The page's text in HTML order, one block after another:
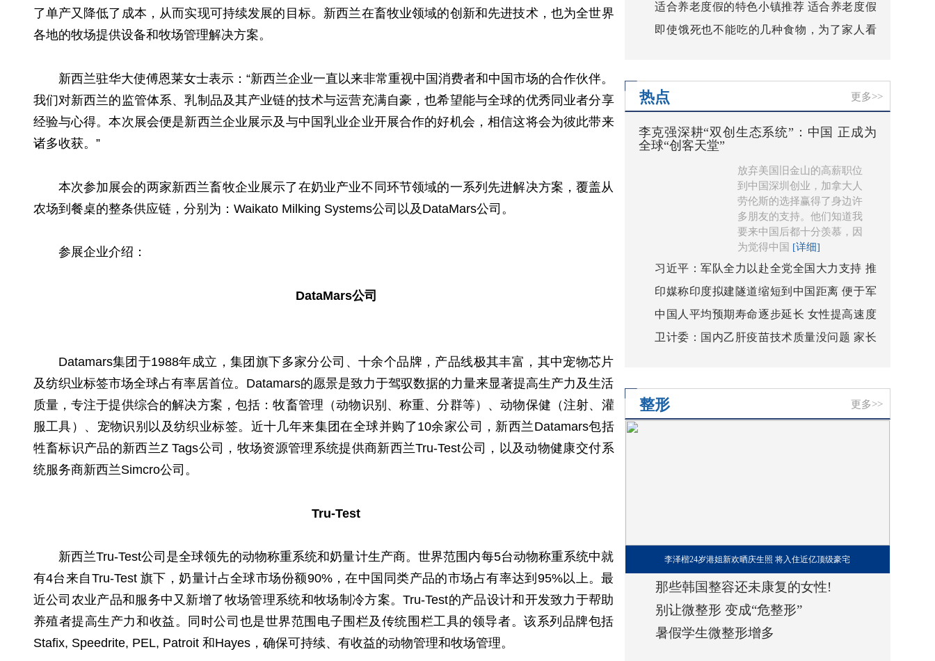
了单产又降低了成本，从而实现可持续发展的目标。新西兰在畜牧业领域的创新和先进技术，也为全世界
各地的牧场提供设备和牧场管理解决方案。
新西兰驻华大使傅恩莱女士表示：“新西兰企业一直以来非常重视中国消费者和中国市场的合作伙伴。
我们对新西兰的监管体系、乳制品及其产业链的技术与运营充满自豪，也希望能与全球的优秀同业者分享
经验与心得。本次展会便是新西兰企业展示及与中国乳业企业开展合作的好机会，相信这将会为彼此带来
诸多收获。”
本次参加展会的两家新西兰畜牧企业展示了在奶业产业不同环节领域的一系列先进解决方案，覆盖从
农场到餐桌的整条供应链，分别为：Waikato Milking Systems公司以及DataMars公司。
参展企业介绍：
DataMars公司
Datamars集团于1988年成立，集团旗下多家分公司、十余个品牌，产品线极其丰富，其中宠物芯片
及纺织业标签市场全球占有率居首位。Datamars的愿景是致力于驾驭数据的力量来显著提高生产力及生活
质量，专注于提供综合的解决方案，包括：牧畜管理（动物识别、称重、分群等）、动物保健（注射、灌
服工具）、宠物识别以及纺织业标签。近十几年来集团在全球并购了10余家公司，新西兰Datamars包括
牲畜标识产品的新西兰Z Tags公司，牧场资源管理系统提供商新西兰Tru-Test公司，以及动物健康交付系
统服务商新西兰Simcro公司。
Tru-Test
新西兰Tru-Test公司是全球领先的动物称重系统和奶量计生产商。世界范围内每5台动物称重系统中就
有4台来自Tru-Test 旗下，奶量计占全球市场份额90%，在中国同类产品的市场占有率达到95%以上。最
近公司农业产品和服务中又新增了牧场管理系统和牧场制冷方案。Tru-Test的产品设计和开发致力于帮助
养殖者提高生产力和收益。同时公司也是世界范围电子围栏及传统围栏工具的领导者。该系列品牌包括
Stafix, Speedrite, PEL, Patroit 和Hayes，确保可持续、有收益的动物管理和牧场管理。
适合养老度假的特色小镇推荐 适合养老度假
的特色小镇有哪些
即使饿死也不能吃的几种食物，为了家人看
热点 更多>>
李克强深耕“双创生态系统”：中国 正成为
全球“创客天堂”
放弃美国旧金山的高薪职位
到中国深圳创业，加拿大人
劳伦斯的选择赢得了身边许
多朋友的支持。他们知道我
要来中国后都十分羡慕，因
为觉得中国 [详细]
习近平：军队全力以赴全党全国大力支持 推
动国防和军队改革向纵深发展
印媒称印度拟建隧道缩短到中国距离 便于军
队调遣
中国人平均预期寿命逐步延长 女性提高速度
快于男性
卫计委：国内乙肝疫苗技术质量没问题 家长
整形 更多>>
李泽楷24岁港姐新欢晒庆生照 将入住近亿顶级豪宅
那些韩国整容还未康复的女性!
别让微整形 变成“危整形”
暑假学生微整形增多